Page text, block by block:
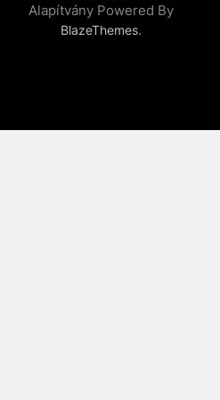
Alapítvány Powered By
BlazeThemes.